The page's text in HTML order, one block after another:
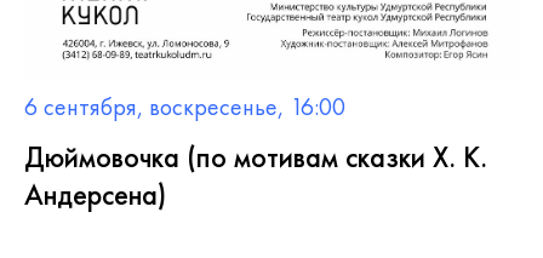
6 сентября, воскресенье, 16:00
Дюймовочка (по мотивам сказки Х. К.
Андерсена)